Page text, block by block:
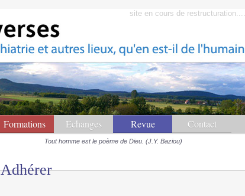
site en cours de restructuration....
Formations Echanges Revue Contact
Tout homme est le poème de Dieu. (J.Y. Baziou)
Adhérer